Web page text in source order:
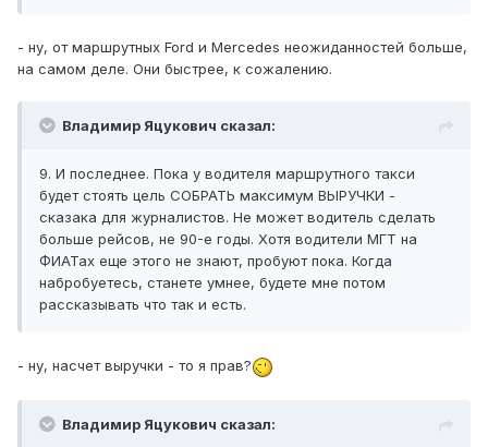
- ну, от маршрутных Ford и Mercedes неожиданностей больше,
на самом деле. Они быстрее, к сожалению.
Владимир Яцукович сказал:
9. И последнее. Пока у водителя маршрутного такси
будет стоять цель СОБРАТЬ максимум ВЫРУЧКИ -
сказака для журналистов. Не может водитель сделать
больше рейсов, не 90-е годы. Хотя водители МГТ на
ФИАТах еще этого не знают, пробуют пока. Когда
набробуетесь, станете умнее, будете мне потом
рассказывать что так и есть.
- ну, насчет выручки - то я прав?
Владимир Яцукович сказал: